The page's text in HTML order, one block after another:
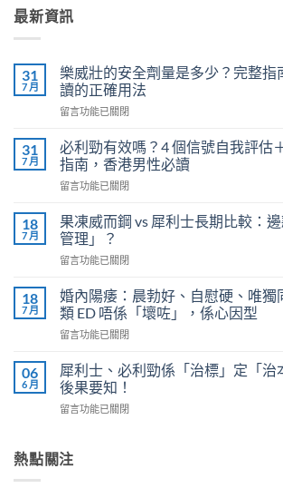
最新資訊
31
7 月
樂威壯的安全劑量是多少？完整指
讀的正確用法
在
威
壯
的
安
劑
量
是
多
完
整
南：
港
男
性
的
正
留言功能已關閉
31
7 月
必利勁有效嗎？4 個信號自我評估
指南，香港男性必讀
在
利
勁
有
效
4
個
信
號
我
評
＋
用
留言功能已關閉
18
7 月
果凍威而鋼 vs 犀利士長期比較：
管理」？
在
凍
威
而
鋼
犀
利
士
長
較：
留言功能已關閉
18
7 月
婚內陽痿：晨勃好、自慰硬、唯
類 ED 唔係「壞咗」，係心因型
在
內
陽
痿：
晨
自
留言功能已關閉
06
6 月
犀利士、必利勁係「治標」定「治
後果要知！
在
士、
必
留言功能已關閉
熱點關注